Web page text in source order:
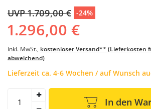
UVP 1.709,00 € -24%
1.296,00 €
inkl. MwSt., kostenloser Versand** (Lieferkosten
abweichend)
Lieferzeit ca. 4-6 Wochen / auf Wunsch
In den